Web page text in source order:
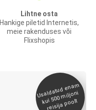
Lihtne osta
Hankige piletid Internetis,
meie rakenduses või
Flixshopis
Usaldatud ena
m
kui 500
miljoni
reisija poolt